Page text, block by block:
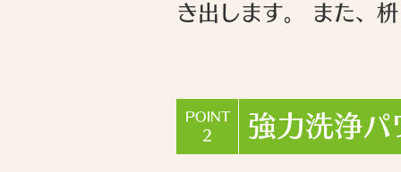
き出します。 また、
POINT
2 強力洗浄パ